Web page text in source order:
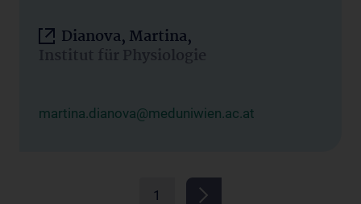
Dianova, Martina,
Institut für Physiologie
martina.dianova@meduniwien.ac.at
1